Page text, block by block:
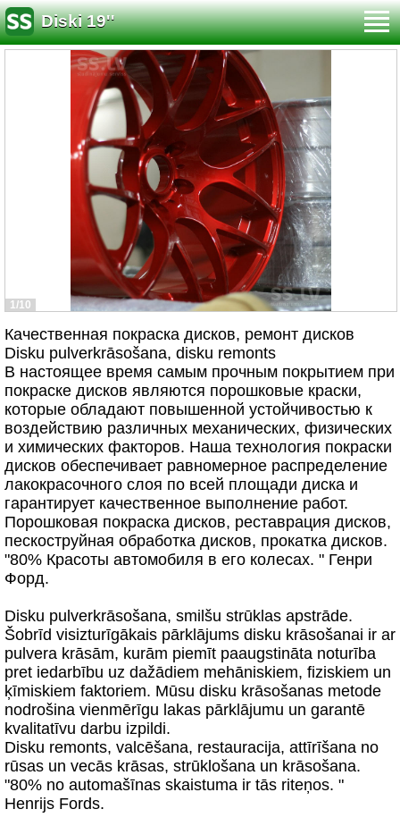
Diski 19''
1/10
Качественная покраска дисков, ремонт дисков
Disku pulverkrāsošana, disku remonts
В настоящее время самым прочным покрытием при
покраске дисков являются порошковые краски,
которые обладают повышенной устойчивостью к
воздействию различных механических, физических
и химических факторов. Наша технология покраски
дисков обеспечивает равномерное распределение
лакокрасочного слоя по всей площади диска и
гарантирует качественное выполнение работ.
Порошковая покраска дисков, реставрация дисков,
пескоструйная обработка дисков, прокатка дисков.
"80% Красоты автомобиля в его колесах. " Генри
Форд.
Disku pulverkrāsošana, smilšu strūklas apstrāde.
Šobrīd visizturīgākais pārklājums disku krāsošanai ir ar
pulvera krāsām, kurām piemīt paaugstināta noturība
pret iedarbību uz dažādiem mehāniskiem, fiziskiem un
ķīmiskiem faktoriem. Mūsu disku krāsošanas metode
nodrošina vienmērīgu lakas pārklājumu un garantē
kvalitatīvu darbu izpildi.
Disku remonts, valcēšana, restauracija, attīrīšana no
rūsas un vecās krāsas, strūklošana un krāsošana.
"80% no automašīnas skaistuma ir tās riteņos. "
Henrijs Fords.